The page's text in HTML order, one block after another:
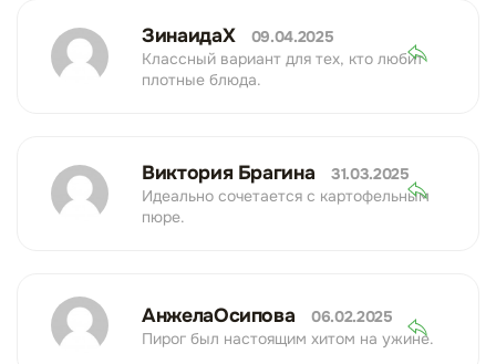
ЗинаидаХ
09.04.2025
Классный вариант для тех, кто любит
плотные блюда.
Виктория Брагина
31.03.2025
Идеально сочетается с картофельным
пюре.
АнжелаОсипова
06.02.2025
Пирог был настоящим хитом на ужине.